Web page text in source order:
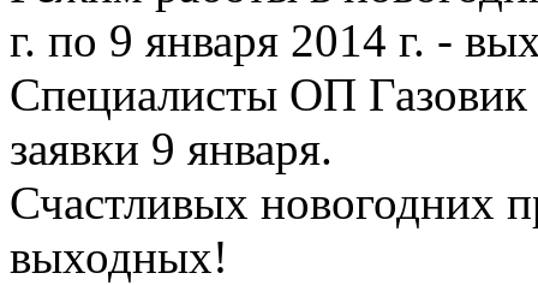
г. по 9 января 2014 г. -
Специалисты ОП
заявки 9 января.
Счастливых новогодних
выходных!